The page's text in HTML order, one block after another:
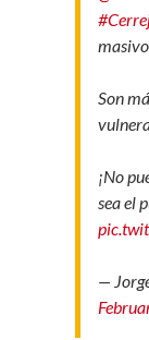
Son
¡No
sea el
—